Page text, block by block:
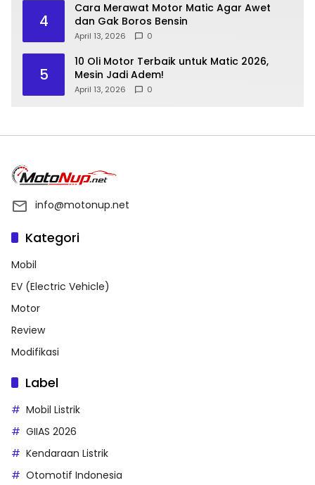
4
Cara Merawat Motor Matic Agar Awet
dan Gak Boros Bensin
April 13, 2026 0
5
10 Oli Motor Terbaik untuk Matic 2026,
Mesin Jadi Adem!
April 13, 2026 0
info@motonup.net
Kategori
Mobil
EV (Electric Vehicle)
Motor
Review
Modifikasi
Label
Mobil Listrik
GIIAS 2026
Kendaraan Listrik
Otomotif Indonesia